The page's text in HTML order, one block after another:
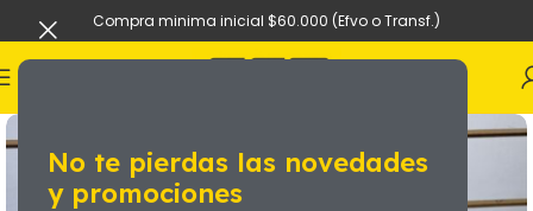
No te pierdas las novedades
y promociones
Compra minima inicial $60.000 (Efvo o Transf.)